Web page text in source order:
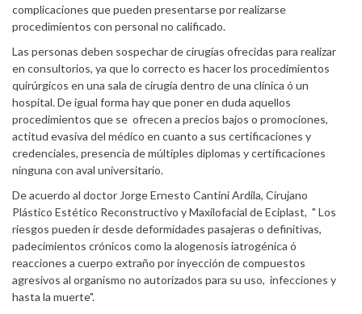
complicaciones que pueden presentarse por realizarse
procedimientos con personal no calificado.
Las personas deben sospechar de cirugías ofrecidas para realizar
en consultorios, ya que lo correcto es hacer los procedimientos
quirúrgicos en una sala de cirugía dentro de una clínica ó un
hospital. De igual forma hay que poner en duda aquellos
procedimientos que se ofrecen a precios bajos o promociones,
actitud evasiva del médico en cuanto a sus certificaciones y
credenciales, presencia de múltiples diplomas y certificaciones
ninguna con aval universitario.
De acuerdo al doctor Jorge Ernesto Cantini Ardila, Cirujano
Plástico Estético Reconstructivo y Maxilofacial de Eciplast, " Los
riesgos pueden ir desde deformidades pasajeras o definitivas,
padecimientos crónicos como la alogenosis iatrogénica ó
reacciones a cuerpo extraño por inyección de compuestos
agresivos al organismo no autorizados para su uso, infecciones y
hasta la muerte".